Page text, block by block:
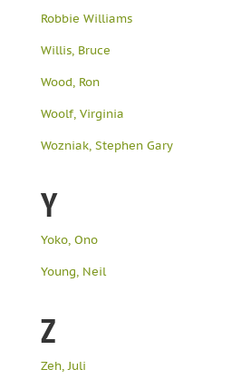
Robbie Williams
Willis, Bruce
Wood, Ron
Woolf, Virginia
Wozniak, Stephen Gary
Y
Yoko, Ono
Young, Neil
Z
Zeh, Juli